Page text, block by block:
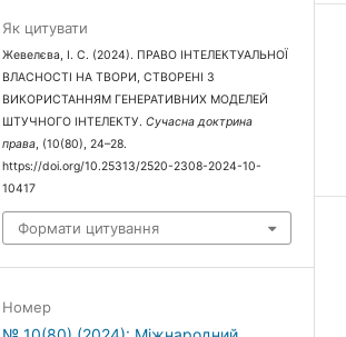
Як цитувати
Жевелєва, І. С. (2024). ПРАВО ІНТЕЛЕКТУАЛЬНОЇ
ВЛАСНОСТІ НА ТВОРИ, СТВОРЕНІ З
ВИКОРИСТАННЯМ ГЕНЕРАТИВНИХ МОДЕЛЕЙ
ШТУЧНОГО ІНТЕЛЕКТУ.Сучасна доктрина
права , (10(80), 24–28.
https://doi.org/10.25313/2520-2308-2024-10-
10417
Формати цитування
Номер